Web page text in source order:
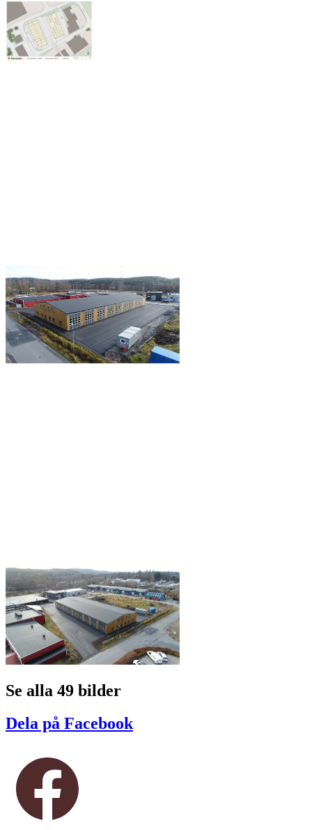
Se alla 49 bilder
Dela på Facebook